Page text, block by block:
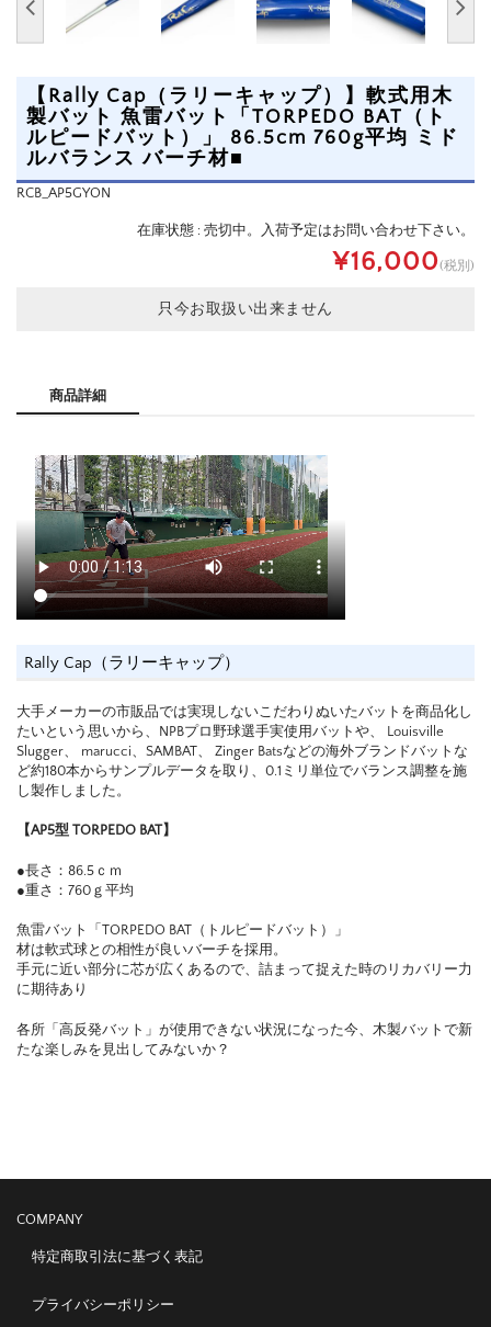
【Rally Cap（ラリーキャップ）】軟式用木
製バット 魚雷バット「TORPEDO BAT（ト
ルピードバット）」 86.5cm 760g平均 ミド
ルバランス バーチ材■
RCB_AP5GYON
在庫状態 : 売切中。入荷予定はお問い合わせ下さい。
¥16,000(税別)
只今お取扱い出来ません
商品詳細
Rally Cap（ラリーキャップ）
大手メーカーの市販品では実現しないこだわりぬいたバットを商品化し
たいという思いから、NPBプロ野球選手実使用バットや、 Louisville
Slugger、 marucci、SAMBAT、 Zinger Batsなどの海外ブランドバットな
ど約180本からサンプルデータを取り、0.1ミリ単位でバランス調整を施
し製作しました。
【AP5型 TORPEDO BAT】
●長さ：86.5ｃｍ
●重さ：760ｇ平均
魚雷バット「TORPEDO BAT（トルピードバット）」
材は軟式球との相性が良いバーチを採用。
手元に近い部分に芯が広くあるので、詰まって捉えた時のリカバリー力
に期待あり
各所「高反発バット」が使用できない状況になった今、木製バットで新
たな楽しみを見出してみないか？
COMPANY
特定商取引法に基づく表記
プライバシーポリシー